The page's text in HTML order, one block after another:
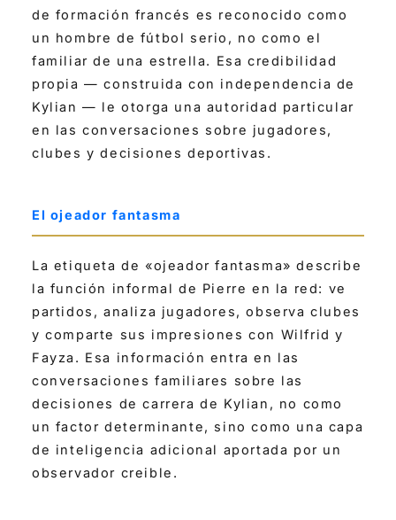
de formación francés es reconocido como
un hombre de fútbol serio, no como el
familiar de una estrella. Esa credibilidad
propia — construida con independencia de
Kylian — le otorga una autoridad particular
en las conversaciones sobre jugadores,
clubes y decisiones deportivas.
El ojeador fantasma
La etiqueta de «ojeador fantasma» describe
la función informal de Pierre en la red: ve
partidos, analiza jugadores, observa clubes
y comparte sus impresiones con Wilfrid y
Fayza. Esa información entra en las
conversaciones familiares sobre las
decisiones de carrera de Kylian, no como
un factor determinante, sino como una capa
de inteligencia adicional aportada por un
observador creible.